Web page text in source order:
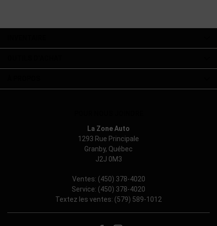
La Zone Auto
1293 Rue Principale
Granby, Québec
J2J 0M3
Ventes: (450) 378-4020
Service: (450) 378-4020
Textez les ventes: (579) 589-1012